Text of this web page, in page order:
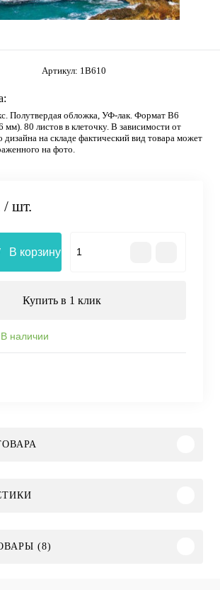
Артикул: 1В610
Полутвердая обложка, УФ-лак. Формат B6
80 листов в клеточку. В зависимости от
на складе фактический вид товара может
на фото.
/ шт.
В корзину
Купить в 1 клик
В наличии
(8)